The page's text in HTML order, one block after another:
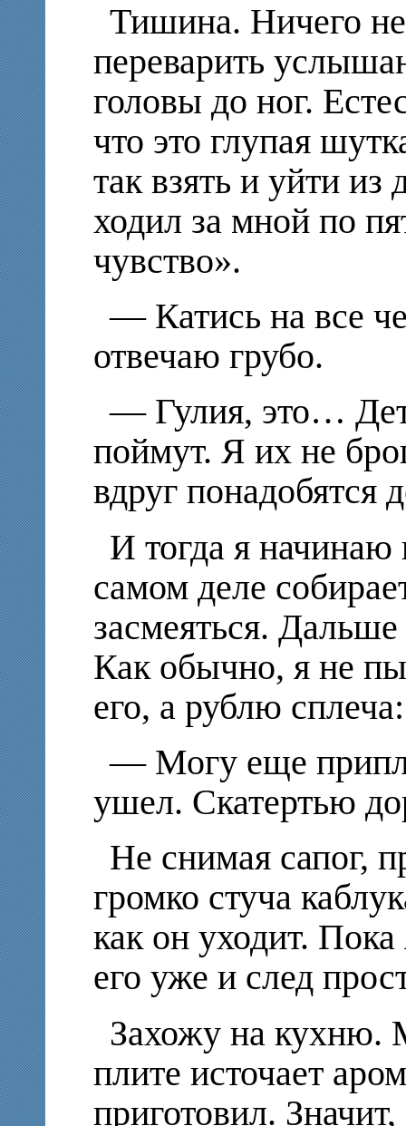
Тишина. Ничего
переварить
головы до ног.
что это глупая
так взять и уйти
ходил за мной по
чувство».
— Катись на все
отвечаю грубо.
— Гулия, это…
поймут. Я их не
вдруг понадобятся
И тогда я начинаю
самом деле
засмеяться.
Как обычно, я не
его, а рублю сплеча:
— Могу еще
ушел. Скатертью
Не снимая сапог,
громко стуча
как он уходит.
его уже и след
Захожу на кухню.
плите источает
приготовил.